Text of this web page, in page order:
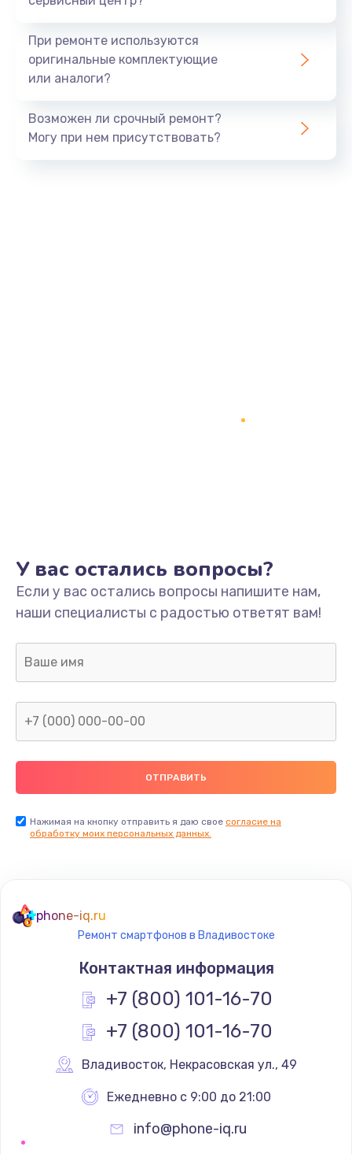
1530 руб.
Замена шлейфа матрицы
Замена процессора
1800 руб.
Замена системы охлаждения
1600 руб.
Замена термопасты
Заказать
Замена южного моста
2300 руб.
Заказать
Замена вебкамеры
1340 руб.
Заказать
Ремонт петель крышки
При ремонте используются
оригинальные комплектующие
или аналоги?
Возможен ли срочный ремонт?
Могу при нем присутствовать?
У вас остались вопросы?
Если у вас остались вопросы напишите нам,
наши специалисты с радостью ответят вам!
Нажимая на кнопку отправить я даю свое согласие на
обработку моих персональных данных.
phone-iq.ru
Ремонт смартфонов в Владивостоке
Контактная информация
+7 (800) 101-16-70
+7 (800) 101-16-70
Владивосток, Некрасовская ул., 49
Ежедневно с 9:00 до 21:00
info@phone-iq.ru